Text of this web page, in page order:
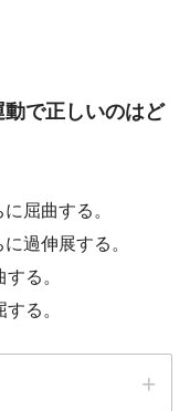
で正しいのはど
屈曲する。
過伸展する。
る。
る。